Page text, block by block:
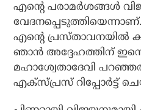
എന്റെ പരാമര്‍ശങ്ങള്‍
എന്റെ പ്രസ്താവനയില്‍
ഞാന്‍ അദ്ദേഹത്തിന്
മഹാശ്വേതാദേവി
എക്‌സ്പ്രസ് റിപ്പോര്‍ട്ട്